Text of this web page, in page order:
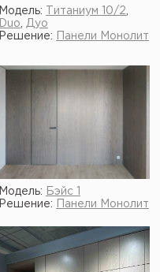
Модель: Титаниум 10/2
Duo
Дуо
Решение:
Панели Монолит
Модель:
Бэйс 1
Решение:
Панели Монолит